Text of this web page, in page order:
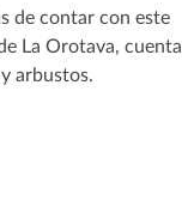
de contar con este
La Orotava, cuenta
arbustos.